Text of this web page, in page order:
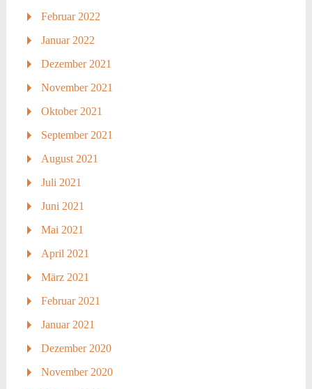
Februar 2022
Januar 2022
Dezember 2021
November 2021
Oktober 2021
September 2021
August 2021
Juli 2021
Juni 2021
Mai 2021
April 2021
März 2021
Februar 2021
Januar 2021
Dezember 2020
November 2020